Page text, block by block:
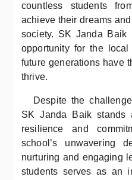
countless students
achieve their dreams
society. SK Janda
opportunity for the local
future generations have
thrive.
Despite the
SK Janda Baik
resilience and
school’s unwavering
nurturing and engaging
students serves as an